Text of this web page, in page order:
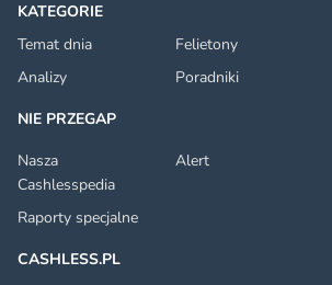
KATEGORIE
Temat dnia
Felietony
Analizy
Poradniki
NIE PRZEGAP
Nasza
Cashlesspedia
Alert
Raporty specjalne
CASHLESS.PL